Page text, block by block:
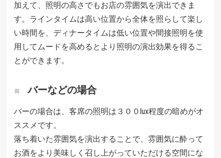
加えて、照明の高さでもお店の雰囲気を演出できま
す。ラインタイムは高い位置から全体を照らして楽し
い時間を、ディナータイムは低い位置や間接照明を使
用してムードを高めるとより照明の演出効果を得るこ
とができます。
バーなどの場合
バーの場合は、客席の照明は３００lux程度の暗めがオ
ススメです。
落ち着いた雰囲気を演出することで、雰囲気に酔って
お酒をより美味しく召し上がっていただける空間にな